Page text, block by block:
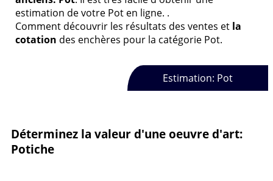
estimation de votre Pot en ligne. .
Comment découvrir les résultats des ventes et la
cotation des enchères pour la catégorie Pot.
Estimation: Pot
Déterminez la valeur d'une oeuvre d'art:
Potiche